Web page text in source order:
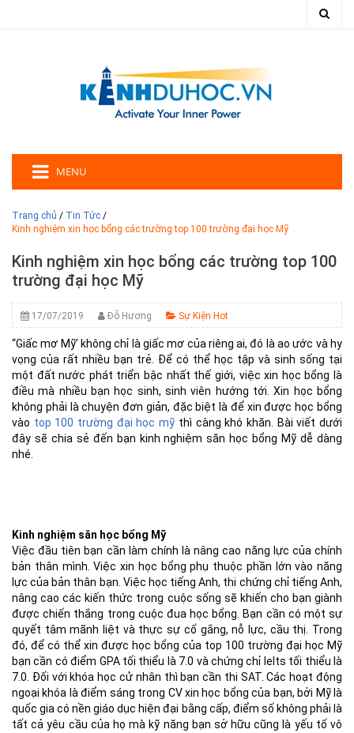
MENU
Trang chủ / Tin Tức /
Kinh nghiệm xin học bổng các trường top 100 trường đại học Mỹ
Kinh nghiệm xin học bổng các trường top 100
trường đại học Mỹ
17/07/2019 Đỗ Hương Sự Kiện Hot
“Giấc mơ Mỹ’ không chỉ là giấc mơ của riêng ai, đó là ao ước và hy
vọng của rất nhiều bạn trẻ. Để có thể học tập và sinh sống tại
một đất nước phát triển bậc nhất thế giới, việc xin học bổng là
điều mà nhiều bạn học sinh, sinh viên hướng tới. Xin học bổng
không phải là chuyện đơn giản, đặc biệt là để xin được học bổng
vào top 100 trường đại học mỹ thì càng khó khăn. Bài viết dưới
đây sẽ chia sẻ đến bạn kinh nghiệm săn học bổng Mỹ dễ dàng
nhé.
Kinh nghiệm săn học bổng Mỹ
Việc đầu tiên bạn cần làm chính là nâng cao năng lực của chính
bản thân mình. Việc xin học bổng phụ thuộc phần lớn vào năng
lực của bản thân bạn. Việc học tiếng Anh, thi chứng chỉ tiếng Anh,
nâng cao các kiến thức trong cuộc sống sẽ khiến cho bạn giành
được chiến thắng trong cuộc đua học bổng. Bạn cần có một sự
quyết tâm mãnh liệt và thực sự cố gắng, nỗ lực, cầu thị. Trong
đó, để có thể xin được học bổng của top 100 trường đại học Mỹ
bạn cần có điểm GPA tối thiểu là 7.0 và chứng chỉ Ielts tối thiểu là
7.0. Đối với khóa học cử nhân thì bạn cần thi SAT. Các hoạt động
ngoại khóa là điểm sáng trong CV xin học bổng của bạn, bởi Mỹ là
quốc gia có nền giáo dục hiện đại bằng cấp, điểm số không phải là
tất cả yêu cầu của họ mà kỹ năng bạn sở hữu cũng là yếu tố vô